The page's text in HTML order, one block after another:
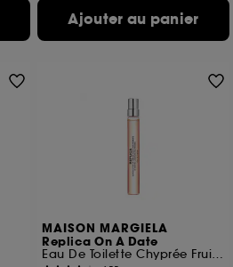
Ajouter au panier
MAISON MARGIELA
Replica On A Date
Eau De Toilette Chyprée Fruitée